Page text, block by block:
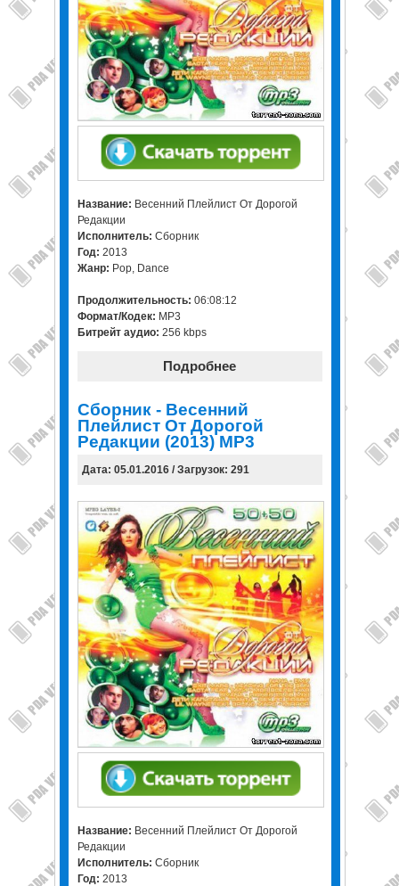
Название: Весенний Плейлист От Дорогой
Редакции
Исполнитель: Сборник
Год: 2013
Жанр: Pop, Dance
Продолжительность: 06:08:12
Формат/Кодек: MP3
Битрейт аудио: 256 kbps
Подробнее
Сборник - Весенний
Плейлист От Дорогой
Редакции (2013) MP3
Дата: 05.01.2016 / Загрузок: 291
Название: Весенний Плейлист От Дорогой
Редакции
Исполнитель: Сборник
Год: 2013